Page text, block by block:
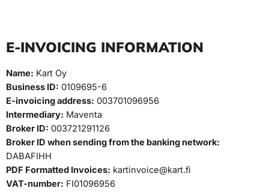
E-INVOICING INFORMATION
Name: Kart Oy
Business ID: 0109695-6
E-invoicing address: 003701096956
Intermediary: Maventa
Broker ID: 003721291126
Broker ID when sending from the banking network:
DABAFIHH
PDF Formatted Invoices: kartinvoice@kart.fi
VAT-number: FI01096956